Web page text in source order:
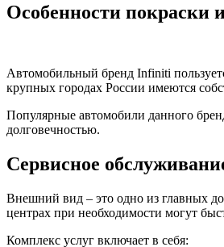
Особенности покраски
Автомобильный бренд Infiniti
крупных городах России имеются
Популярные автомобили данного
долговечностью.
Сервисное
Внешний вид – это одно из главных
центрах при необходимости могут
Комплекс услуг включает в себя: